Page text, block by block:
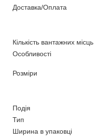
Доставка/Оплата
Кількість вантажних місць
Особливості
Розміри
Подія
Тип
Ширина в упаковці